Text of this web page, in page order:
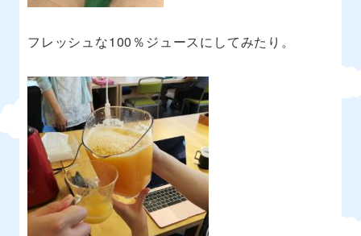
フレッシュな100 ％ジュースにしてみたり。